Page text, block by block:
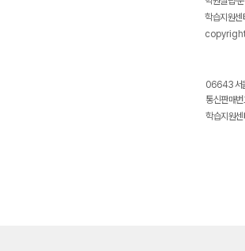
학습지원
06643 서
통신판매
학습지원